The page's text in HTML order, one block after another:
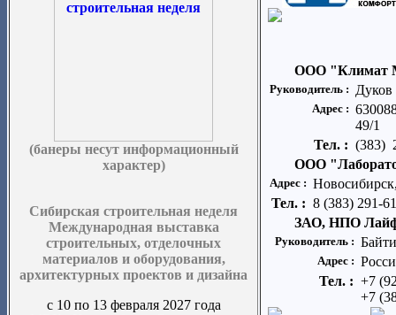
(банеры несут информационный
характер)
Сибирская строительная неделя
Международная выставка
строительных, отделочных
материалов и оборудования,
архитектурных проектов и дизайна
с 10 по 13 февраля 2027 года
ООО "Климат
Руководитель :
Адрес :
49/1
Тел. : (383)
ООО
Адрес :
Тел. : 8 (383) 291-
ЗАО, НПО Лайф
Руководитель :
Адрес :
Тел. : +7
+7